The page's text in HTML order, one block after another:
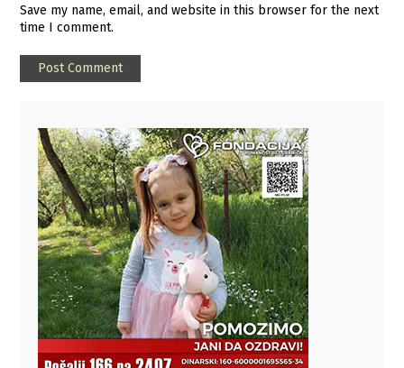
Save my name, email, and website in this browser for the next
time I comment.